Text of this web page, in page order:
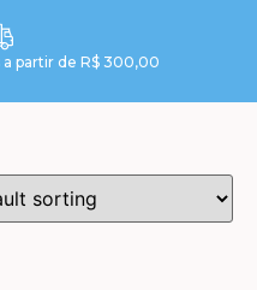
a partir de R$ 300,00